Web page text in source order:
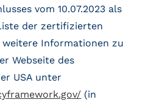
vom 10.07.2023 als
der zertifizierten
Informationen zu
Webseite des
USA unter
(in